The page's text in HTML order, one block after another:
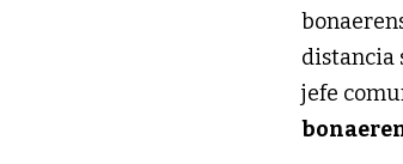
distancia
jefe